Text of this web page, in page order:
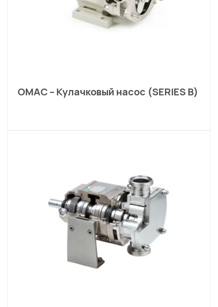
OMAC – Кулачковый насос (SERIES B)